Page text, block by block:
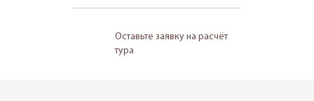
Оставьте заявку на расчёт
тура